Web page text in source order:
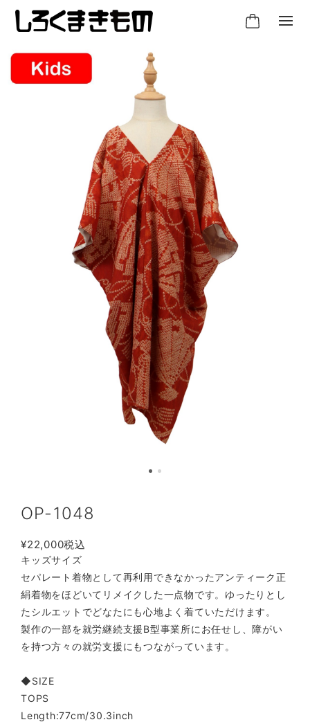
OP-1048
¥22,000税込
キッズサイズ
セパレート着物として再利用できなかったアンティーク正
絹着物をほどいてリメイクした一点物です。ゆったりとし
たシルエットでどなたにも心地よく着ていただけます。
製作の一部を就労継続支援B型事業所にお任せし、障がい
を持つ方々の就労支援にもつながっています。
◆SIZE
TOPS
Length:77cm/30.3inch